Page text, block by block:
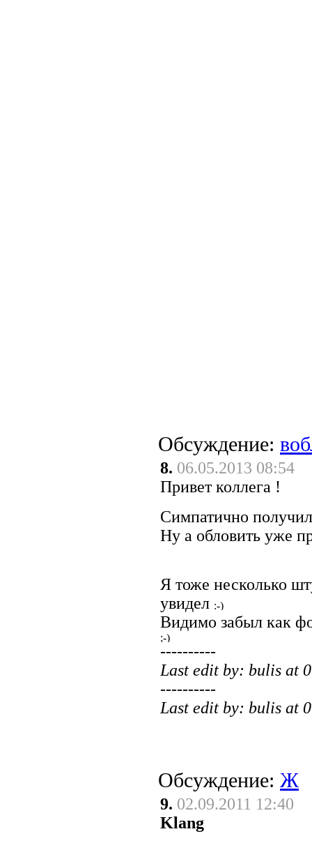
Обсуждение:
8. 06.05.2013 08:54
Привет коллега !
Симпатично
Ну а обловить уже
Я тоже несколько
увидел
Видимо забыл как
----------
Last edit by: bulis at
----------
Last edit by: bulis at
Обсуждение: Ж
9. 02.09.2011 12:40
Klang